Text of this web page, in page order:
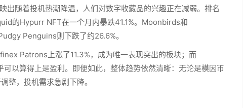
随着投机热潮降温，人们对数字收藏品的兴趣正在减弱。排名
的Hypurr NFT在一个月内暴跌41.1%。Moonbirds和
Penguins则下跌了约26.6%。
Patrons上涨了11.3%，成为唯一表现突出的板块；而
以算得上是盈利。即便如此，整体趋势依然清晰：无论是模因币
整，投机需求急剧下降。